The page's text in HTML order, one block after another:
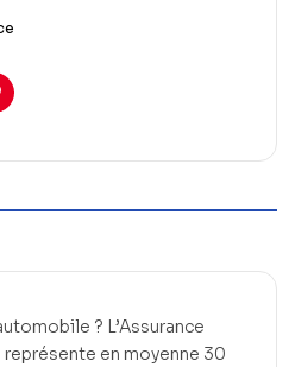
? L’Assurance
en moyenne 30